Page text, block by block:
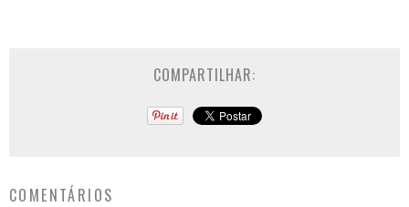
COMPARTILHAR:
COMENTÁRIOS